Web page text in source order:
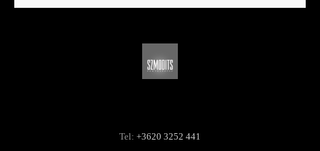
Tel: +3620 3252 441